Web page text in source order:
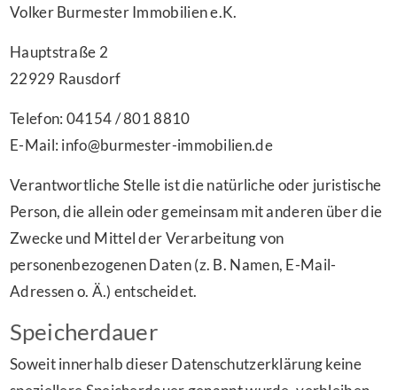
Volker Burmester Immobilien e.K.
Hauptstraße 2
22929 Rausdorf
Telefon: 04154 / 801 8810
E-Mail: info@burmester-immobilien.de
Verantwortliche Stelle ist die natürliche oder juristische
Person, die allein oder gemeinsam mit anderen über die
Zwecke und Mittel der Verarbeitung von
personenbezogenen Daten (z. B. Namen, E-Mail-
Adressen o. Ä.) entscheidet.
Speicherdauer
Soweit innerhalb dieser Datenschutzerklärung keine